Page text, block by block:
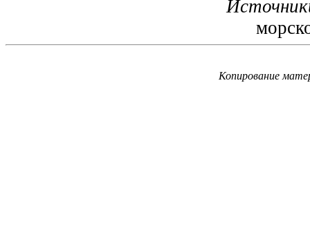
Копирование